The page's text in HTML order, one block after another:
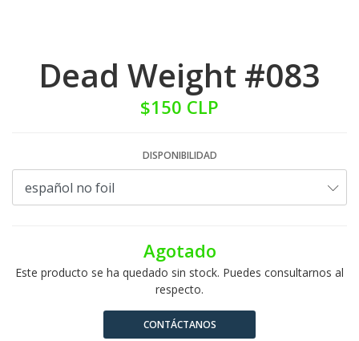
Dead Weight #083
$150 CLP
DISPONIBILIDAD
Agotado
Este producto se ha quedado sin stock. Puedes consultarnos al
respecto.
CONTÁCTANOS